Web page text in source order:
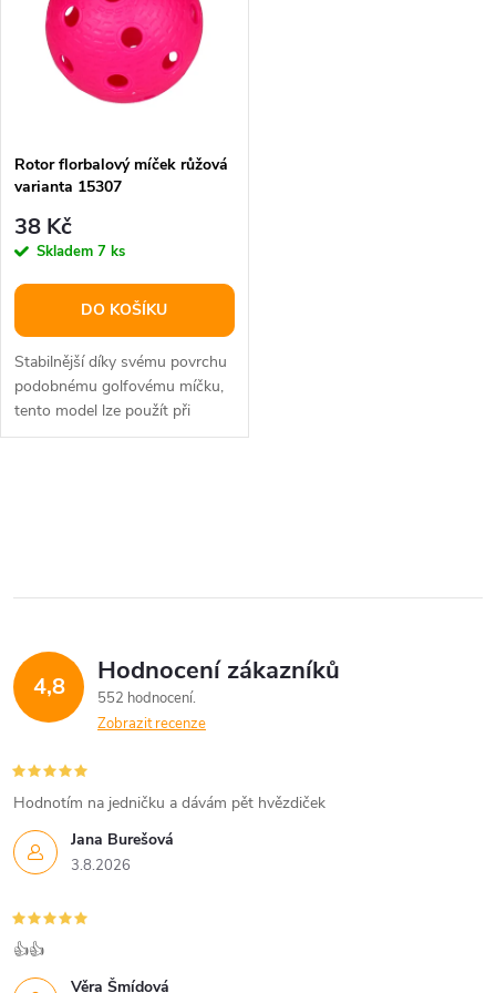
p
r
o
d
u
s
p
r
o
d
u
ů
Rotor florbalový míček růžová
varianta 15307
38 Kč
Skladem 7 ks
DO KOŠÍKU
Stabilnější díky svému povrchu
podobnému golfovému míčku,
tento model lze použít při
zápasech pořádaných ČFBU.
l
d
a
c
í
p
r
v
4,8 Hodnocení zákazníků
552 hodnocení
Zobrazit recenze
Jana Burešová
3.8.2026
Hodnotím na jedničku a dávám pět hvězdiček
Věra Šmídová
👍👍